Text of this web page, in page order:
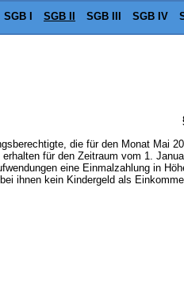
SGB I SGB II SGB III SGB IV
die für den Monat Mai
für den Zeitraum vom 1.
eine Einmalzahlung in
ihnen kein Kindergeld als